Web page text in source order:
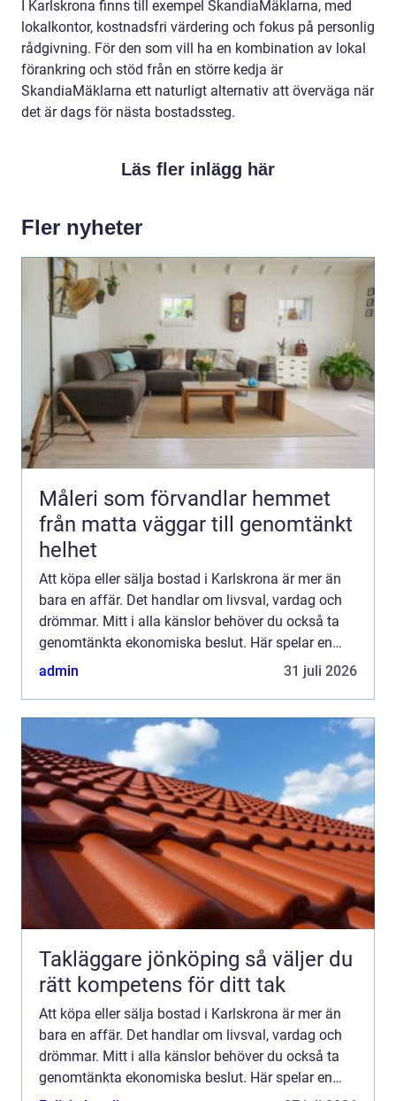
I Karlskrona finns till exempel SkandiaMäklarna, med
lokalkontor, kostnadsfri värdering och fokus på personlig
rådgivning. För den som vill ha en kombination av lokal
förankring och stöd från en större kedja är
SkandiaMäklarna ett naturligt alternativ att överväga när
det är dags för nästa bostadssteg.
Läs fler inlägg här
Fler nyheter
Måleri som förvandlar hemmet
från matta väggar till genomtänkt
helhet
Att köpa eller sälja bostad i Karlskrona är mer än
bara en affär. Det handlar om livsval, vardag och
drömmar. Mitt i alla känslor behöver du också ta
genomtänkta ekonomiska beslut. Här spelar en
mäklare karlskrona en avgörande roll. Med rätt
admin 31 juli 2026
Takläggare jönköping så väljer du
rätt kompetens för ditt tak
Att köpa eller sälja bostad i Karlskrona är mer än
bara en affär. Det handlar om livsval, vardag och
drömmar. Mitt i alla känslor behöver du också ta
genomtänkta ekonomiska beslut. Här spelar en